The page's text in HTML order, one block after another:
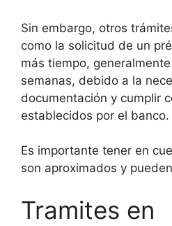
Sin embargo, otros
como la solicitud de un
más tiempo,
semanas, debido a la
documentación y cumplir
establecidos por el banco.
Es importante tener en
son aproximados y
Tramites en